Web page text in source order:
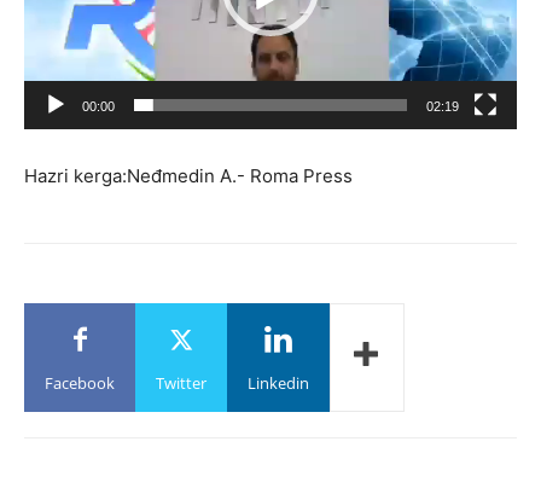
00:00 02:19
Hazri kerga:Neđmedin A.- Roma Press
Facebook Twitter Linkedin